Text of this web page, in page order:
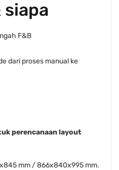
siapa
F&B
dari proses manual ke
perencanaan layout
mm / 866x840x995 mm.